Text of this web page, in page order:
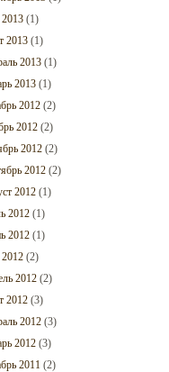
2013 (1)
2013 (1)
2013 (1)
2013 (1)
2012 (2)
2012 (2)
2012 (2)
2012 (2)
2012 (1)
2012 (1)
2012 (1)
2012 (2)
2012 (2)
2012 (3)
2012 (3)
2012 (3)
2011 (2)